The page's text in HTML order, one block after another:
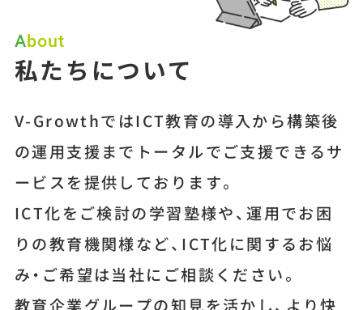
About
私たちについて
V-GrowthではICT教育の導入から構築後
の運用支援までトータルでご支援できるサ
ービスを提供しております。
ICT化をご検討の学習塾様や、運用でお困
りの教育機関様など、ICT化に関するお悩
み・ご希望は当社にご相談ください。
教育企業グループの知見を活かし、より快